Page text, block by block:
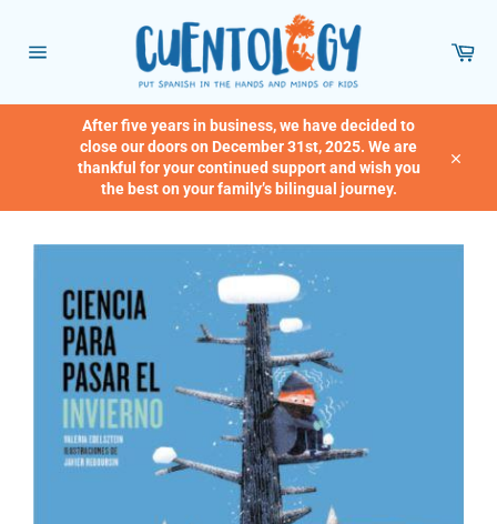
content
After five years in business, we have decided to
close our doors on December 31st, 2025. We are
thankful for your continued support and wish you
the best on your family’s bilingual journey.